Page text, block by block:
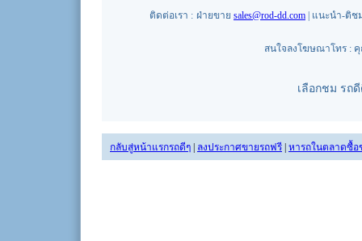
ติดต่อเรา : ฝ่ายขาย sales@rod-dd.com | แนะนำ-ติ
สนใจลงโฆษณาโทร : คุ
เลือกชม รถ
กลับสู่หน้าแรกรถดีๆ ลงประกาศขายรถฟรี หารถในตลาดซื้อ